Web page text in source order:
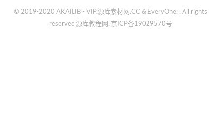
© 2019-2020 AKAILIB - VIP.源库素材网.CC & EveryOne. . All rights
reserved 源库教程网. 京ICP备19029570号